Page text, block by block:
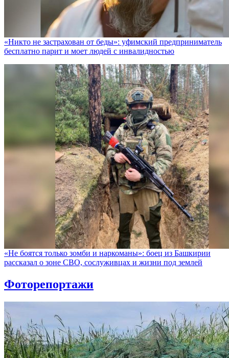
«Никто не заcтрахован от беды»: уфимский предприниматель
бесплатно парит и моет людей с инвалидностью
«Не боятся только зомби и наркоманы»: боец из Башкирии
рассказал о зоне СВО, сослуживцах и жизни под землей
Фоторепортажи